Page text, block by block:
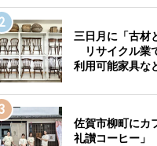
三日月に「古材
リサイクル業
利用可能家具な
佐賀市柳町にカ
礼讃コーヒー